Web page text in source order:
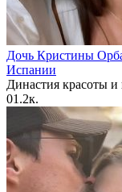
Дочь Кристины
Испании
Династия красоты
01.2к.